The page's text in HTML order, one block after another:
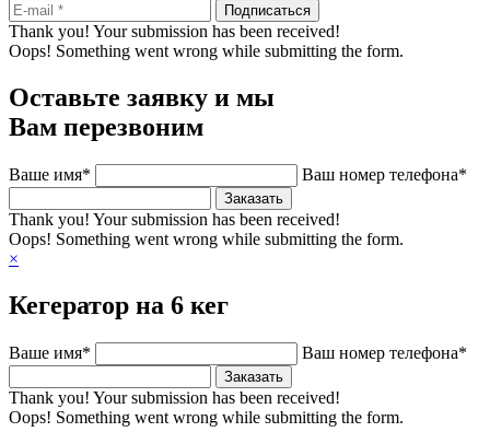
Thank you! Your submission has been received!
Oops! Something went wrong while submitting the form.
Оставьте заявку и мы
Вам перезвоним
Ваше имя* Ваш номер телефона*
Thank you! Your submission has been received!
Oops! Something went wrong while submitting the form.
×
Кегератор на 6 кег
Ваше имя* Ваш номер телефона*
Thank you! Your submission has been received!
Oops! Something went wrong while submitting the form.